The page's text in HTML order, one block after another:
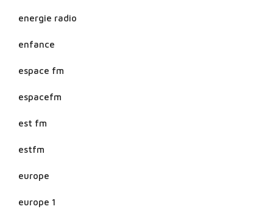
energie radio
enfance
espace fm
espacefm
est fm
estfm
europe
europe 1